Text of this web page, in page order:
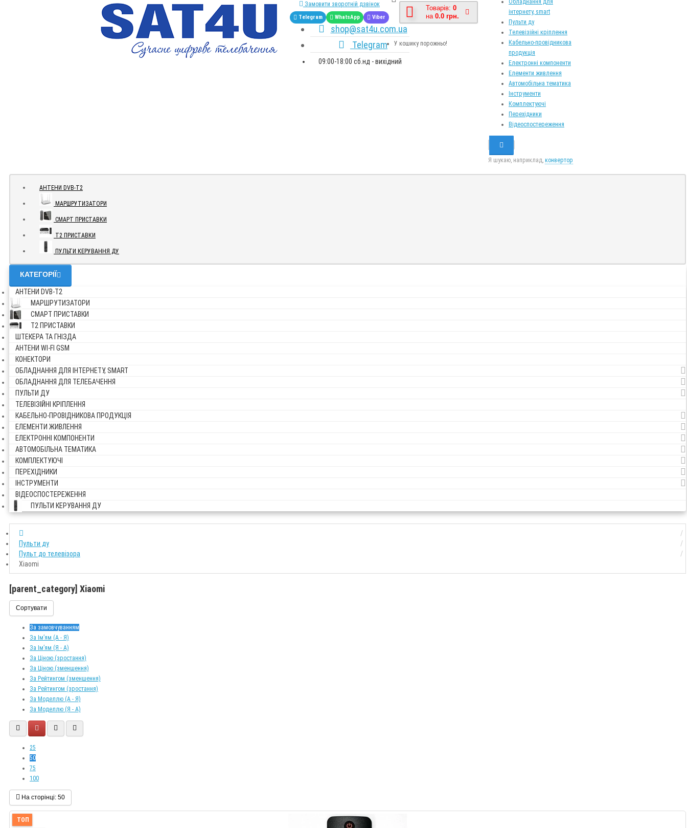
Замовити зворотній дзвінок
Telegram WhatsApp Viber
shop@sat4u.com.ua
Telegram
09:00-18:00 сб.нд - вихідний
Товарів: 0
на 0.0 грн.
У кошику порожньо!
Обладнання для
інтернету, smart
Пульти ду
Телевізійні кріплення
Кабельно-провідникова
продукція
Електронні компоненти
Елементи живлення
Автомобільна тематика
Інструменти
Комплектуючі
Перехідники
Відеоспостереження
Я шукаю, наприклад, конвертор
АНТЕНИ DVB-Т2
МАРШРУТИЗАТОРИ
СМАРТ ПРИСТАВКИ
Т2 ПРИСТАВКИ
ПУЛЬТИ КЕРУВАННЯ ДУ
КАТЕГОРІЇ
АНТЕНИ DVB-Т2
МАРШРУТИЗАТОРИ
СМАРТ ПРИСТАВКИ
Т2 ПРИСТАВКИ
ШТЕКЕРА ТА ГНІЗДА
АНТЕНИ WI-FI GSM
КОНЕКТОРИ
ОБЛАДНАННЯ ДЛЯ ІНТЕРНЕТУ, SMART
ОБЛАДНАННЯ ДЛЯ ТЕЛЕБАЧЕННЯ
ПУЛЬТИ ДУ
ТЕЛЕВІЗІЙНІ КРІПЛЕННЯ
КАБЕЛЬНО-ПРОВІДНИКОВА ПРОДУКЦІЯ
ЕЛЕМЕНТИ ЖИВЛЕННЯ
ЕЛЕКТРОННІ КОМПОНЕНТИ
АВТОМОБІЛЬНА ТЕМАТИКА
КОМПЛЕКТУЮЧІ
ПЕРЕХІДНИКИ
ІНСТРУМЕНТИ
ВІДЕОСПОСТЕРЕЖЕННЯ
ПУЛЬТИ КЕРУВАННЯ ДУ
Пульти ду
Пульт до телевізора
Xiaomi
[parent_category] Xiaomi
Сортувати
За замовчуванням
За Ім’ям (A - Я)
За Ім’ям (Я - A)
За Ціною (зростання)
За Ціною (зменшення)
За Рейтингом (зменшення)
За Рейтингом (зростання)
За Моделлю (A - Я)
За Моделлю (Я - A)
25
50
75
100
На сторінці: 50
ТОП